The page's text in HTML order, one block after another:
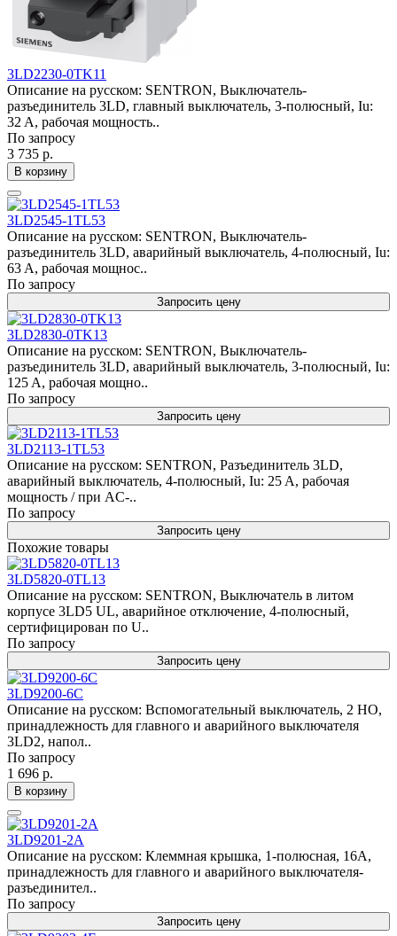
3LD2230-0TK11
Описание на русском: SENTRON, Выключатель-
разъединитель 3LD, главный выключатель, 3-полюсный, Iu:
32 A, рабочая мощность..
По запросу
3 735 р.
В корзину
3LD2545-1TL53
Описание на русском: SENTRON, Выключатель-
разъединитель 3LD, аварийный выключатель, 4-полюсный, Iu:
63 A, рабочая мощнос..
По запросу
Запросить цену
3LD2830-0TK13
Описание на русском: SENTRON, Выключатель-
разъединитель 3LD, аварийный выключатель, 3-полюсный, Iu:
125 A, рабочая мощно..
По запросу
Запросить цену
3LD2113-1TL53
Описание на русском: SENTRON, Разъединитель 3LD,
аварийный выключатель, 4-полюсный, Iu: 25 A, рабочая
мощность / при AC-..
По запросу
Запросить цену
Похожие товары
3LD5820-0TL13
Описание на русском: SENTRON, Выключатель в литом
корпусе 3LD5 UL, аварийное отключение, 4-полюсный,
сертифицирован по U..
По запросу
Запросить цену
3LD9200-6C
Описание на русском: Вспомогательный выключатель, 2 НО,
принадлежность для главного и аварийного выключателя
3LD2, напол..
По запросу
1 696 р.
В корзину
3LD9201-2A
Описание на русском: Клеммная крышка, 1-полюсная, 16A,
принадлежность для главного и аварийного выключателя-
разъединител..
По запросу
Запросить цену